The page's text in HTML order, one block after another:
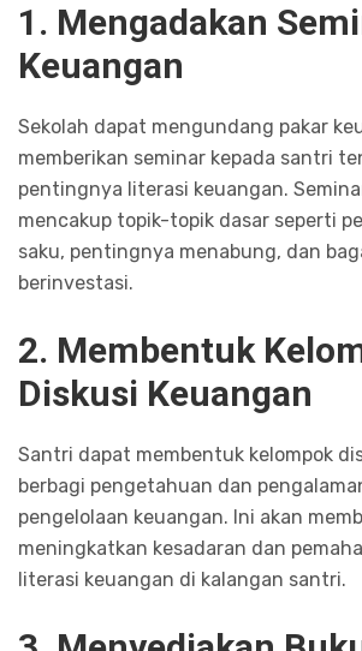
1. Mengadakan
Keuangan
Sekolah dapat mengundang pakar
memberikan seminar kepada santri
pentingnya literasi keuangan.
mencakup topik-topik dasar seperti
saku, pentingnya menabung, dan
berinvestasi.
2. Membentuk
Diskusi Keuangan
Santri dapat membentuk kelompok
berbagi pengetahuan dan
pengelolaan keuangan. Ini akan
meningkatkan kesadaran dan
literasi keuangan di kalangan santri.